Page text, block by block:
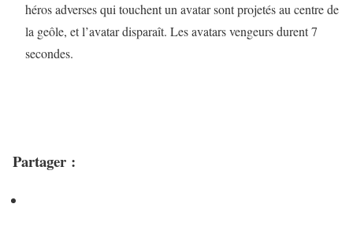
héros adverses qui touchent un avatar sont projetés au centre de
la geôle, et l’avatar disparaît. Les avatars vengeurs durent 7
secondes.
Partager :